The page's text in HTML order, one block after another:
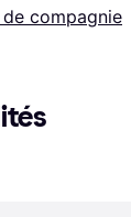
compagnie